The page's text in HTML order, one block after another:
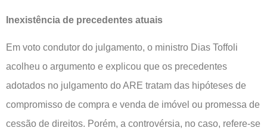
Inexistência de precedentes atuais
Em voto condutor do julgamento, o ministro Dias Toffoli
acolheu o argumento e explicou que os precedentes
adotados no julgamento do ARE tratam das hipóteses de
compromisso de compra e venda de imóvel ou promessa de
cessão de direitos. Porém, a controvérsia, no caso, refere-se